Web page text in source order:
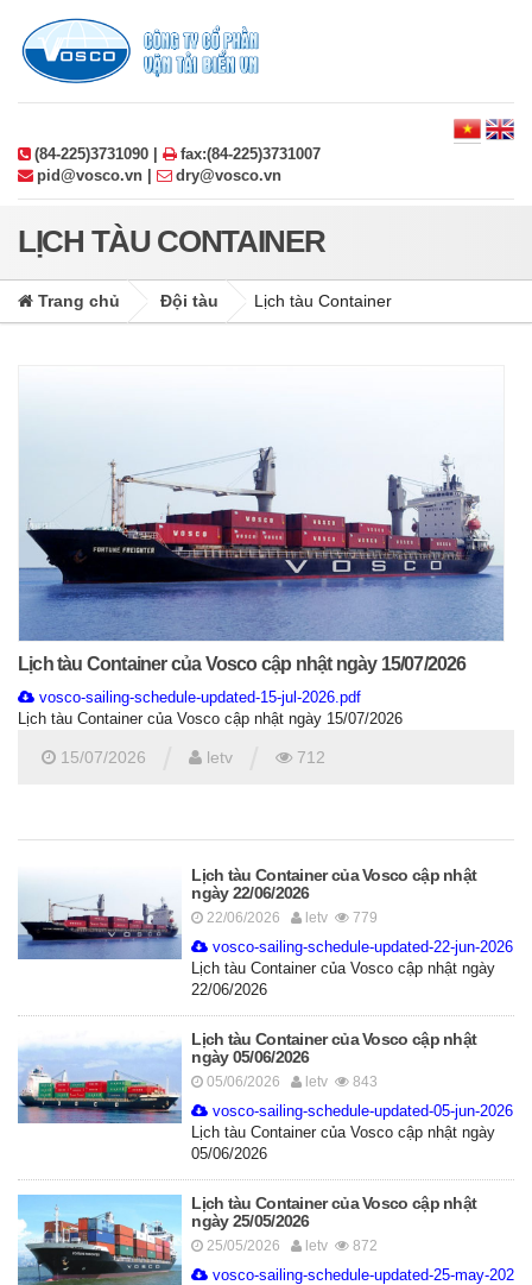
(84-225)3731090 |
fax:(84-225)3731007
pid@vosco.vn |
dry@vosco.vn
LỊCH TÀU CONTAINER
Trang chủ Đội tàu Lịch tàu Container
Lịch tàu Container của Vosco cập nhật ngày 15/07/2026
vosco-sailing-schedule-updated-15-jul-2026.pdf
Lịch tàu Container của Vosco cập nhật ngày 15/07/2026
15/07/2026 letv 712
Lịch tàu Container của Vosco cập nhật
ngày 22/06/2026
22/06/2026 letv 779
vosco-sailing-schedule-updated-22-jun-
Lịch tàu Container của Vosco cập nhật ngày
22/06/2026
Lịch tàu Container của Vosco cập nhật
ngày 05/06/2026
05/06/2026 letv 843
vosco-sailing-schedule-updated-05-jun-
Lịch tàu Container của Vosco cập nhật ngày
05/06/2026
Lịch tàu Container của Vosco cập nhật
ngày 25/05/2026
25/05/2026 letv 872
vosco-sailing-schedule-updated-25-may-